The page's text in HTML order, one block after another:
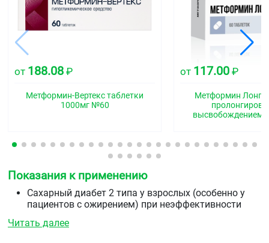
от 188.08 ₽
Метформин-Вертекс таблетки
1000мг №60
от 117.00 ₽
Метформин Лонг
высвобождением
Показания к применению
Сахарный диабет 2 типа у взрослых (особенно у
пациентов с ожирением) при неэффективности
монотерапии или в комбинации с другими
Читать далее